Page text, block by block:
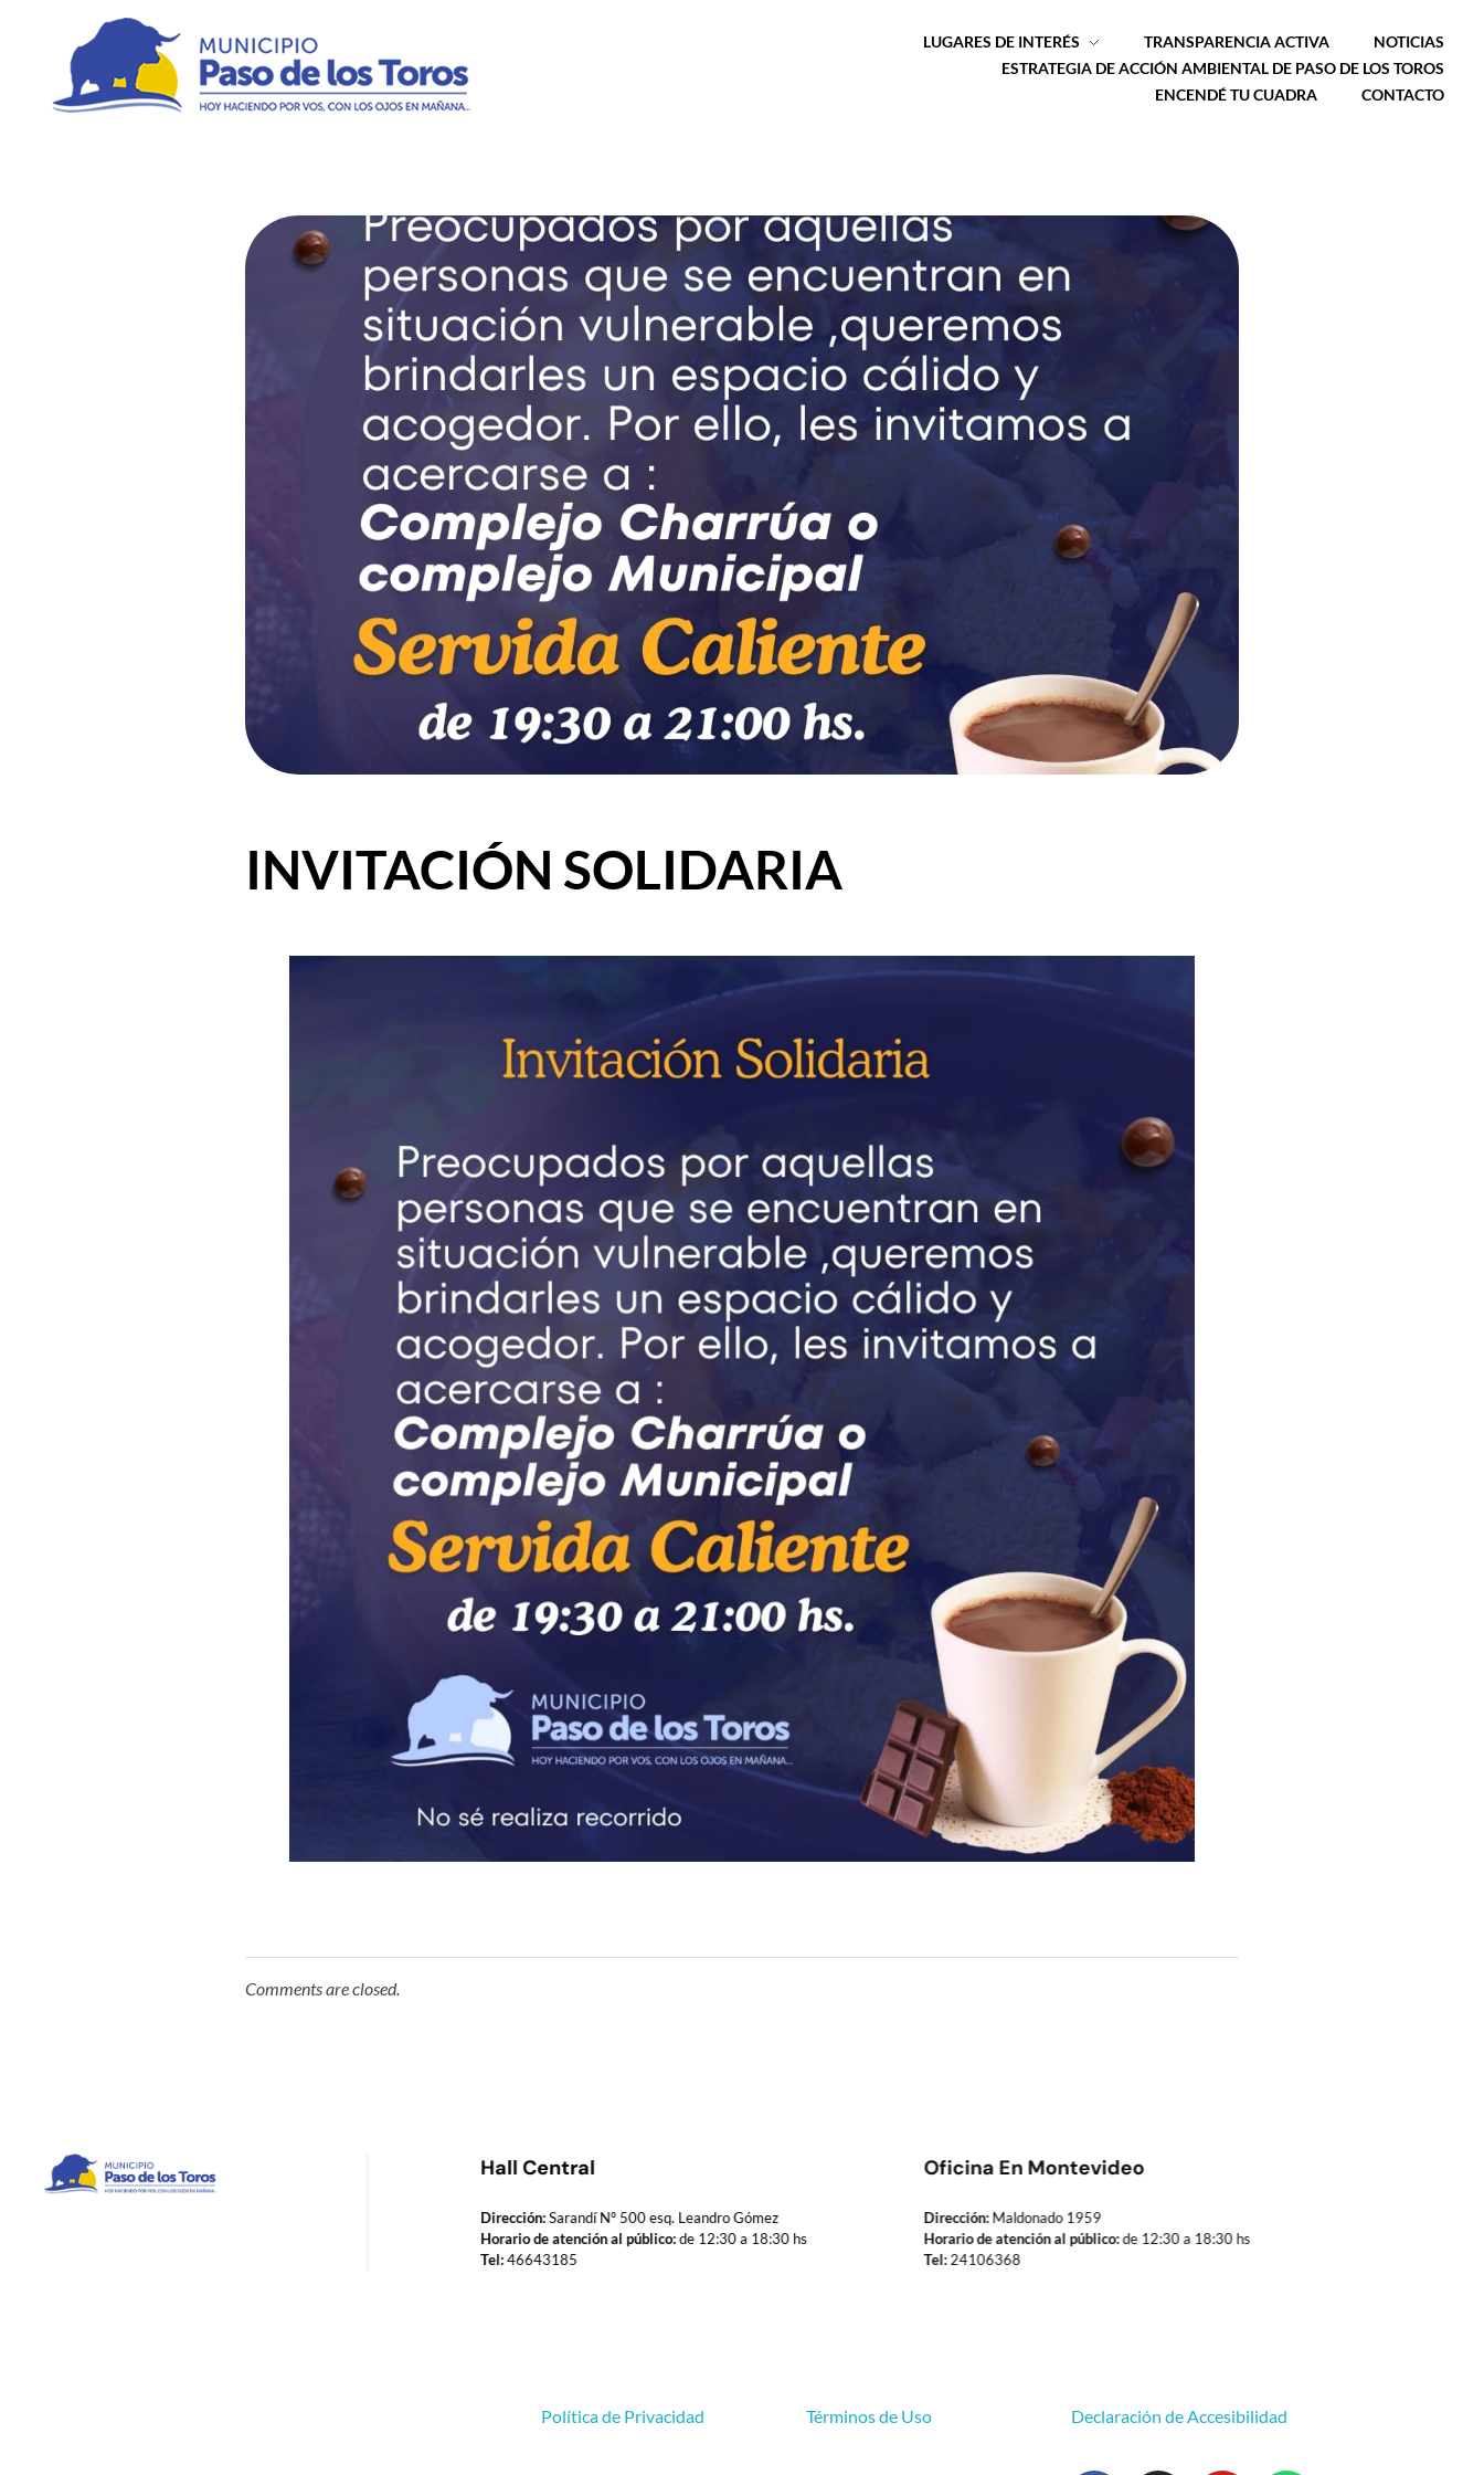
LUGARES DE INTERÉS TRANSPARENCIA ACTIVA
NOTICIAS
ESTRATEGIA DE ACCIÓN AMBIENTAL DE PASO DE LOS TOROS
ENCENDÉ TU CUADRA
CONTACTO
INVITACIÓN SOLIDARIA
Comments are closed.
Hall Central
Dirección:Sarandí Nº 500 esq. Leandro Gómez
Horario de atención al público:de 12:30 a 18:30 hs
Tel:46643185
Oficina En Montevideo
Dirección:Maldonado 1959
Horario de atención al público:de 12:30 a 18:30 hs
Tel:24106368
Política de Privacidad Términos de Uso Declaración de Accesibilidad